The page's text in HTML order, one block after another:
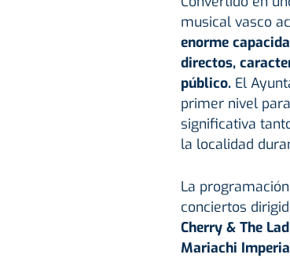
musical vasco
enorme
directos,
público.El
primer nivel
significativa
la localidad
La
conciertos
Cherry & The
Mariachi